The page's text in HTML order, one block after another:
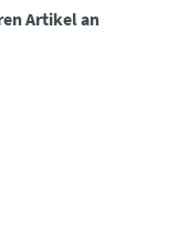
Artikel an